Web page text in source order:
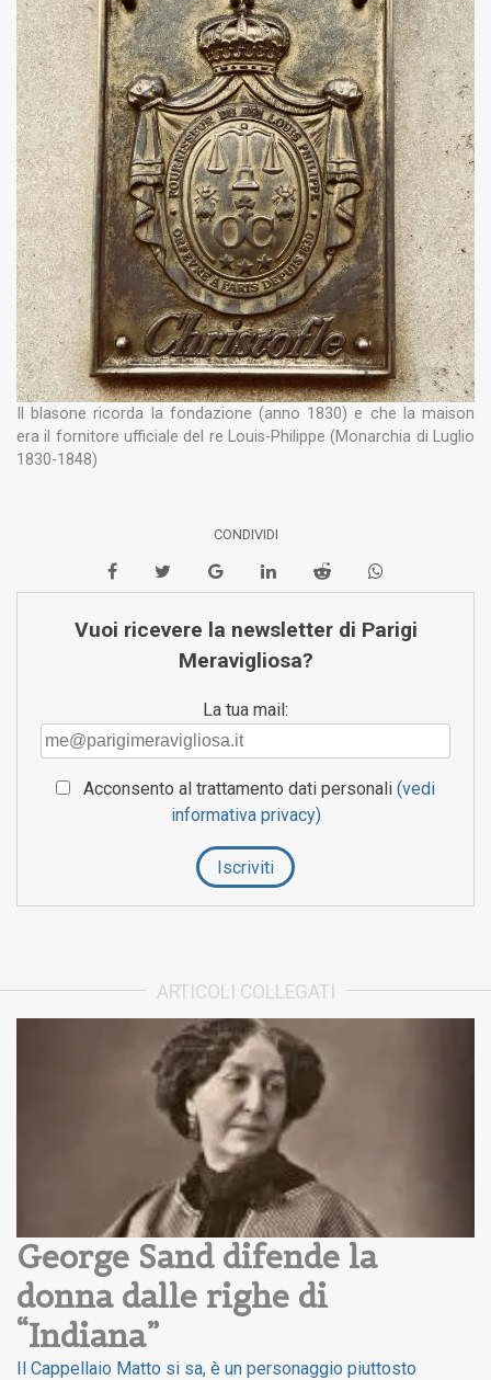
Il blasone ricorda la fondazione (anno 1830) e che la maison
era il fornitore ufficiale del re Louis-Philippe (Monarchia di Luglio
1830-1848)
CONDIVIDI
Vuoi ricevere la newsletter di Parigi
Meravigliosa?
La tua mail:
Acconsento al trattamento dati personali (vedi
informativa privacy)
ARTICOLI COLLEGATI
George Sand difende la
donna dalle righe di
“Indiana”
Il Cappellaio Matto si sa, è un personaggio piuttosto